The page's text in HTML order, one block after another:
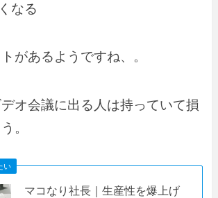
なる
があるようですね、。
オ会議に出る人は持っていて損
。
い
マコなり社長｜生産性を爆上げ